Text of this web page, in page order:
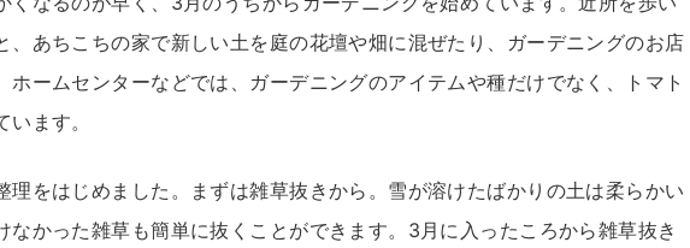
、あちこちの家で新しい土を庭の花壇や畑に混ぜたり、ガーデニングのお店
ホームセンターなどでは、ガーデニングのアイテムや種だけでなく、トマト
ます。
理をはじめました。まずは雑草抜きから。雪が溶けたばかりの土は柔らかい
なかった雑草も簡単に抜くことができます。3月に入ったころから雑草抜き